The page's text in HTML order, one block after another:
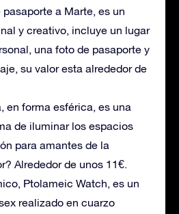
a Marte, es un
y creativo, incluye un lugar
una foto de pasaporte y
su valor esta alrededor de
en forma esférica, es una
de iluminar los espacios
para amantes de la
Alrededor de unos 11€.
Ptolameic Watch, es un
realizado en cuarzo